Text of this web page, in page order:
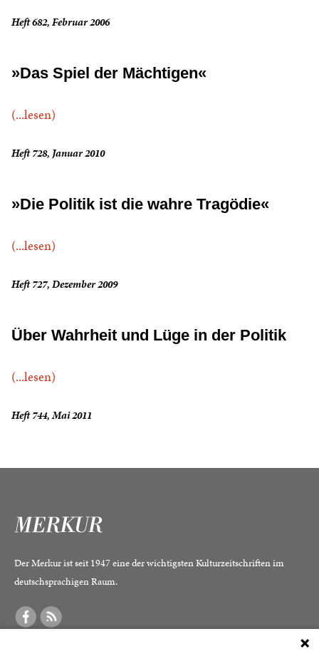
Heft 682, Februar 2006
»Das Spiel der Mächtigen«
(...lesen)
Heft 728, Januar 2010
»Die Politik ist die wahre Tragödie«
(...lesen)
Heft 727, Dezember 2009
Über Wahrheit und Lüge in der Politik
(...lesen)
Heft 744, Mai 2011
Der Merkur ist seit 1947 eine der wichtigsten Kulturzeitschriften im
deutschsprachigen Raum.